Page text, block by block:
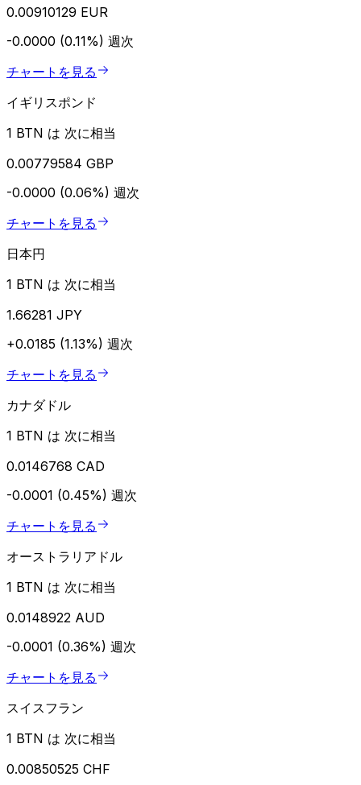
0.00910129 EUR
-0.0000 (0.11%) 週次
チャートを見る
イギリスポンド
1 BTN は 次に相当
0.00779584 GBP
-0.0000 (0.06%) 週次
チャートを見る
日本円
1 BTN は 次に相当
1.66281 JPY
+0.0185 (1.13%) 週次
チャートを見る
カナダドル
1 BTN は 次に相当
0.0146768 CAD
-0.0001 (0.45%) 週次
チャートを見る
オーストラリアドル
1 BTN は 次に相当
0.0148922 AUD
-0.0001 (0.36%) 週次
チャートを見る
スイスフラン
1 BTN は 次に相当
0.00850525 CHF